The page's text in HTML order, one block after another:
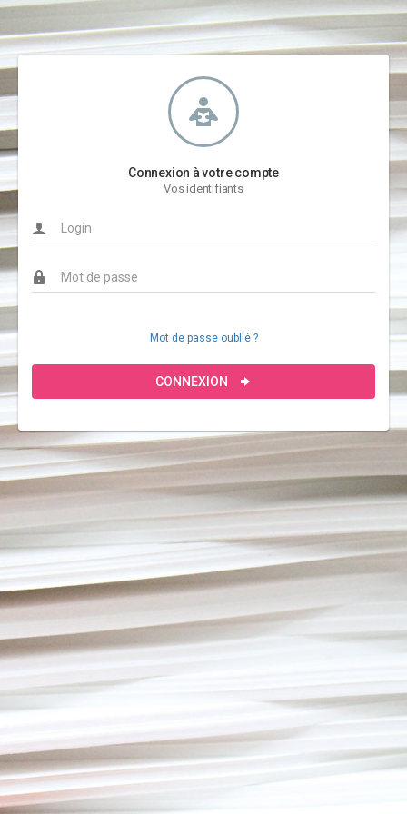
Connexion à votre compte
Vos identifiants
Mot de passe oublié ?
CONNEXION